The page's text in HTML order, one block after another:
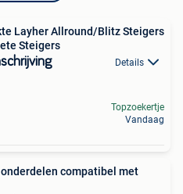
Layher Allround/Blitz Steigers
Steigers
Details
Topzoekertje
Vandaag
compatibel met